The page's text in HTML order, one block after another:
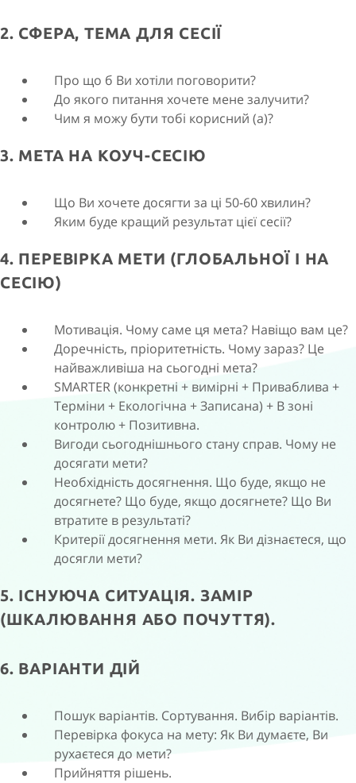
2. СФЕРА, ТЕМА ДЛЯ СЕСІЇ
Про що б Ви хотіли поговорити?
До якого питання хочете мене залучити?
Чим я можу бути тобі корисний (а)?
3. МЕТА НА КОУЧ-СЕСІЮ
Що Ви хочете досягти за ці 50-60 хвилин?
Яким буде кращий результат цієї сесії?
4. ПЕРЕВІРКА МЕТИ (ГЛОБАЛЬНОЇ І НА
СЕСІЮ)
Мотивація. Чому саме ця мета? Навіщо вам це?
Доречність, пріоритетність. Чому зараз? Це
найважливіша на сьогодні мета?
SMARTER (конкретні + вимірні + Приваблива +
Терміни + Екологічна + Записана) + В зоні
контролю + Позитивна.
Вигоди сьогоднішнього стану справ. Чому не
досягати мети?
Необхідність досягнення. Що буде, якщо не
досягнете? Що буде, якщо досягнете? Що Ви
втратите в результаті?
Критерії досягнення мети. Як Ви дізнаєтеся, що
досягли мети?
5. ІСНУЮЧА СИТУАЦІЯ. ЗАМІР
(ШКАЛЮВАННЯ АБО ПОЧУТТЯ).
6. ВАРІАНТИ ДІЙ
Пошук варіантів. Сортування. Вибір варіантів.
Перевірка фокуса на мету: Як Ви думаєте, Ви
рухаєтеся до мети?
Прийняття рішень.